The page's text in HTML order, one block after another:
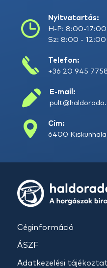
Nyitvatartás:
H-P: 8:00-17:00
Sz: 8:00 - 12:00
Telefon:
+36 20 945
E-mail:
Cím:
6400
Céginformáció
ÁSZF
Adatkezelési